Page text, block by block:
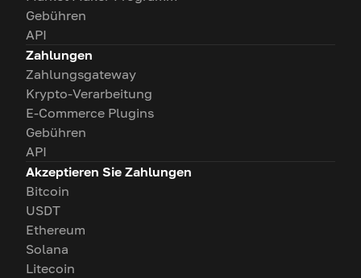
Gebühren
API
Zahlungen
Zahlungsgateway
Krypto-Verarbeitung
E-Commerce Plugins
Gebühren
API
Akzeptieren Sie Zahlungen
Bitcoin
USDT
Ethereum
Solana
Litecoin